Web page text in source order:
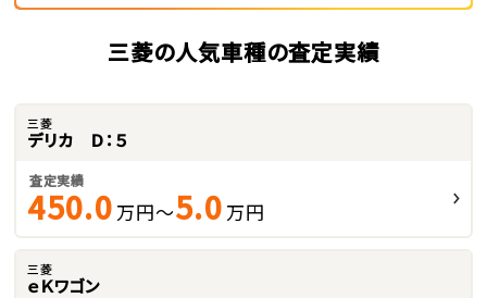
三菱の人気車種の査定実績
三菱
デリカ Ｄ：５
査定実績
450.0 万円～5.0 万円
三菱
ｅＫワゴン